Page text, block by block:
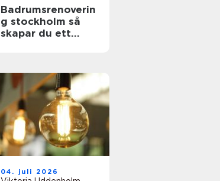
Badrumsrenoverin
g stockholm så
skapar du ett
04. juli 2026